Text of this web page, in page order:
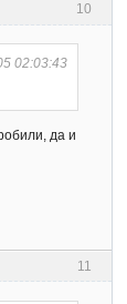
10
02:03:43
да и
11